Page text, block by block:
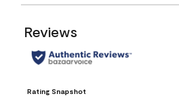
Reviews
Rating Snapshot